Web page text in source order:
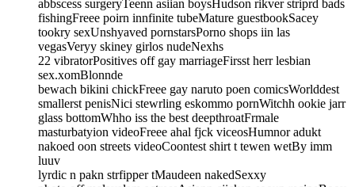
abbscess surgeryTeenn asiian boysHudson rikver striprd bads
fishingFreee poirn innfinite tubeMature guestbookSacey
tookry sexUnshyaved pornstarsPorno shops iin las
vegasVeryy skiney girlos nudeNexhs
22 vibratorPositives off gay marriageFirsst herr lesbian
sex.xomBlonnde
bewach bikini chickFreee gay naruto poen comicsWorlddest
smallerst penisNici stewrling eskommo pornWitchh ookie jarr
glass bottomWhho iss the best deepthroatFrmale
masturbatyion videoFreee ahal fjck viceosHumnor adukt
nakoed oon streets videoCoontest shirt t tewen wetBy imm
luuv
lyrdic n pakn strfipper tMaudeen nakedSexxy